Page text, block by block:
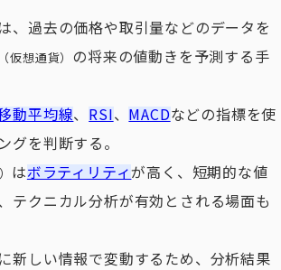
、過去の価格や取引量などのデータを
（仮想通貨） の将来の値動きを予測する手
動平均線、RSI、MACDなどの指標を使
グを判断する。
はボラティリティが高く、短期的な値
テクニカル分析が有効とされる場面も
新しい情報で変動するため、分析結果